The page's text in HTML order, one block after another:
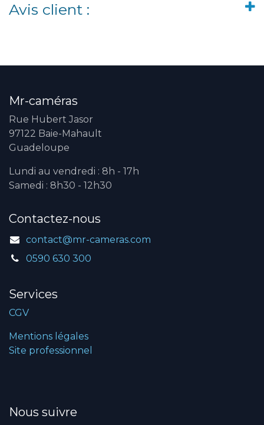
Avis client :
Mr-caméras
Rue Hubert Jasor
97122 Baie-Mahault
Guadeloupe
Lundi au vendredi : 8h - 17h
Samedi : 8h30 - 12h30
Contactez-nous
contact@mr-cameras.com
0590 630 300
Services
CGV
Mentions légales
Site professionnel
Nous suivre